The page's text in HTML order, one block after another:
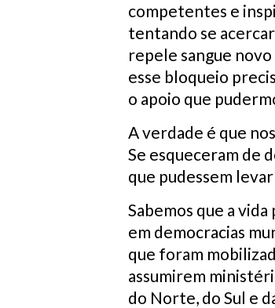
competentes e
tentando se
repele sangue
esse bloqueio
o apoio que
A verdade é que
Se esqueceram de
que pudessem
Sabemos que a
em democracias
que foram
assumirem
do Norte, do Sul e